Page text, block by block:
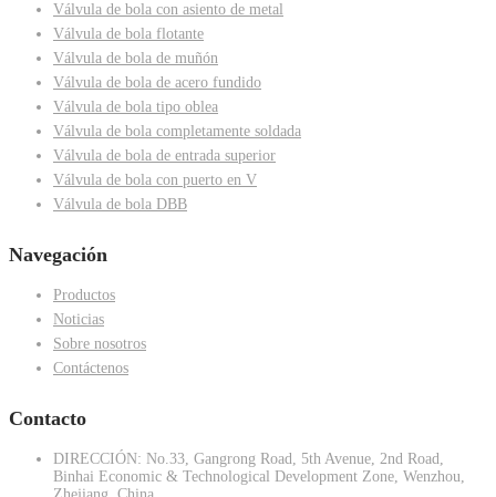
Válvula de bola con asiento de metal
Válvula de bola flotante
Válvula de bola de muñón
Válvula de bola de acero fundido
Válvula de bola tipo oblea
Válvula de bola completamente soldada
Válvula de bola de entrada superior
Válvula de bola con puerto en V
Válvula de bola DBB
Navegación
Productos
Noticias
Sobre nosotros
Contáctenos
Contacto
DIRECCIÓN: No.33, Gangrong Road, 5th Avenue, 2nd Road,
Binhai Economic & Technological Development Zone, Wenzhou,